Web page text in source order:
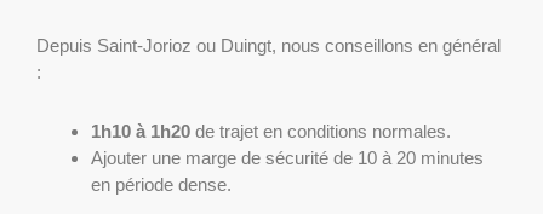
Depuis Saint-Jorioz ou Duingt, nous conseillons en général
:
1h10 à 1h20 de trajet en conditions normales.
Ajouter une marge de sécurité de 10 à 20 minutes
en période dense.